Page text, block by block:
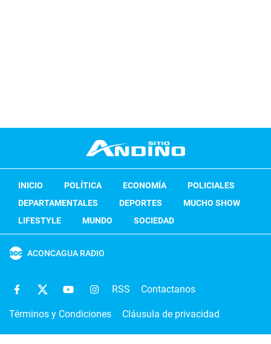
INICIO POLÍTICA ECONOMÍA
POLICIALES
DEPARTAMENTALES
DEPORTES
MUCHO SHOW
LIFESTYLE
MUNDO SOCIEDAD
ACONCAGUA RADIO
RSS Contactanos
Términos y Condiciones Cláusula de privacidad